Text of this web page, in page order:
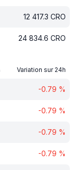
12 417.3 CRO
24 834.6 CRO
Variation sur 24h
-0.79 %
-0.79 %
-0.79 %
-0.79 %